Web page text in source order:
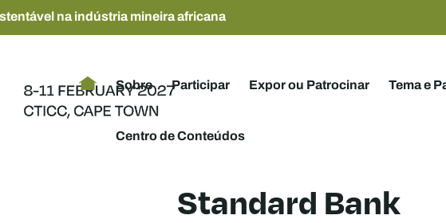
na indústria mineira africana
Sobre Participar Expor ou Patrocinar Tema e
Centro de Conteúdos
Standard Bank